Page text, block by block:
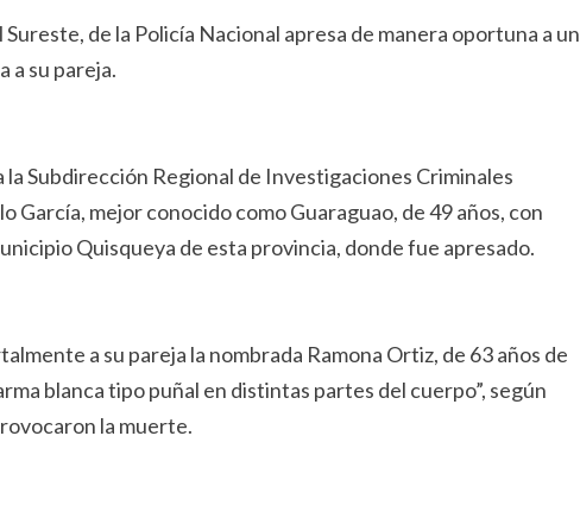
de la Policía Nacional apresa de manera oportuna a un
a su pareja.
Subdirección Regional de Investigaciones Criminales
García, mejor conocido como Guaraguao, de 49 años, con
Quisqueya de esta provincia, donde fue apresado.
a su pareja la nombrada Ramona Ortiz, de 63 años de
blanca tipo puñal en distintas partes del cuerpo”, según
la muerte.